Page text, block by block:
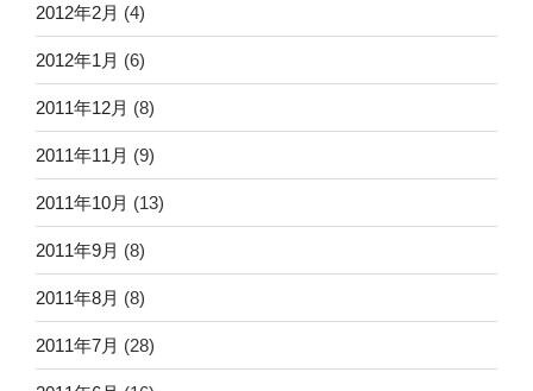
2012年2月 (4)
2012年1月 (6)
2011年12月 (8)
2011年11月 (9)
2011年10月 (13)
2011年9月 (8)
2011年8月 (8)
2011年7月 (28)